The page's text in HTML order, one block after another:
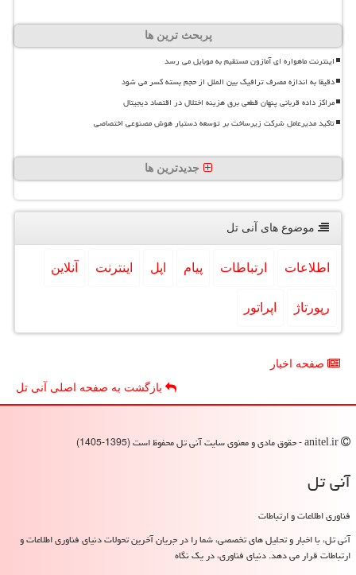
پربحث ترین ها
اینترنت ماهواره ای آمازون مستقیم به موبایل می رسد
دقیقا به اندازه مصرف ترافیک بین الملل از حجم بسته کسر می شود
مراکز داده قربانی پنهان قطعی برق هزینه اختلال در اقتصاد دیجیتال
تاکید مدیرعامل شرکت زیرساخت بر توسعه دستیار هوش مصنوعی اختصاصی
جدیدترین ها
موضوع های آنی تل
اطلاعات ارتباطات پیام اپل اینترنت آنلاین
رپورتاژ اپراتور
صفحه اخبار
بازگشت به صفحه اصلی آنی تل
آنی تل
فناوری اطلاعات و ارتباطات
آنی تل، با اخبار و تحلیل های تخصصی، شما را در جریان آخرین تحولات دنیای فناوری اطلاعات و
ارتباطات قرار می دهد. دنیای فناوری، در یک نگاه